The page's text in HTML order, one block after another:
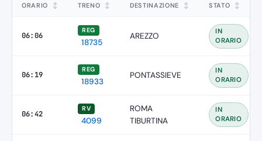
ORARIO ↕ TRENO ↕ DESTINAZIONE ↕ STATO ↕
06:06
REG
18735
AREZZO
IN
ORARIO
06:19
REG
18933
PONTASSIEVE
IN
ORARIO
06:42
RV
4099
ROMA
TIBURTINA
IN
ORARIO